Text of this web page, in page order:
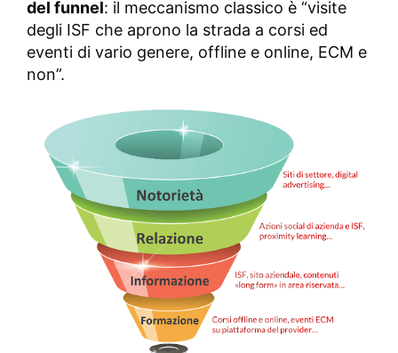
del funnel: il meccanismo classico è “visite
degli ISF che aprono la strada a corsi ed
eventi di vario genere, offline e online, ECM e
non”.